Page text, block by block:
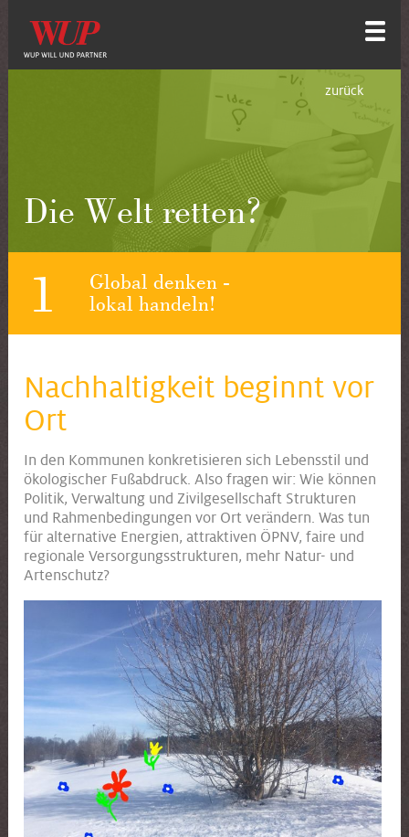
Die Welt retten?
zurück
1
Global denken -
lokal handeln!
Nachhaltigkeit beginnt vor
Ort
In den Kommunen konkretisieren sich Lebensstil und
ökologischer Fußabdruck. Also fragen wir: Wie können
Politik, Verwaltung und Zivilgesellschaft Strukturen
und Rahmenbedingungen vor Ort verändern. Was tun
für alternative Energien, attraktiven ÖPNV, faire und
regionale Versorgungsstrukturen, mehr Natur- und
Artenschutz?